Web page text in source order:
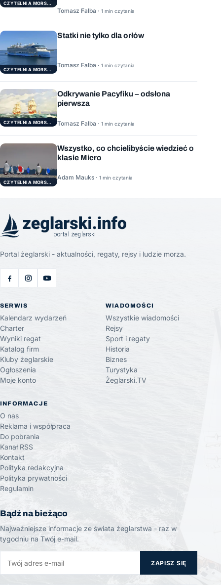
CZYTELNIA MORSKA
Tomasz Falba · 1 min czytania
CZYTELNIA MORSKA
Statki nie tylko dla orłów
Tomasz Falba · 1 min czytania
CZYTELNIA MORSKA
Odkrywanie Pacyfiku – odsłona
pierwsza
Tomasz Falba · 1 min czytania
CZYTELNIA MORSKA
Wszystko, co chcielibyście wiedzieć o
klasie Micro
Adam Mauks · 1 min czytania
Portal żeglarski - aktualności, regaty, rejsy i ludzie morza.
SERWIS
Kalendarz wydarzeń
Charter
Wyniki regat
Katalog firm
Kluby żeglarskie
Ogłoszenia
Moje konto
WIADOMOŚCI
Wszystkie wiadomości
Rejsy
Sport i regaty
Historia
Biznes
Turystyka
Żeglarski.TV
INFORMACJE
O nas
Reklama i współpraca
Do pobrania
Kanał RSS
Kontakt
Polityka redakcyjna
Polityka prywatności
Regulamin
Bądź na bieżąco
Najważniejsze informacje ze świata żeglarstwa - raz w
tygodniu na Twój e-mail.
ZAPISZ SIĘ